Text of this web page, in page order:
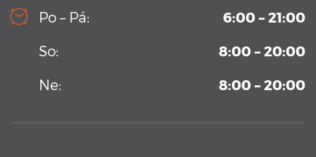
Kamerový systém v testovacím bazénu Aplikačního
centra BALUO
Vysoko-sekvenční kamerový systém permanentně
umístění v Aplikačním centrum BALUO. Více informací zde
Po – Pá:
6:00 – 21:00
So:
8:00 – 20:00
Ne:
8:00 – 20:00